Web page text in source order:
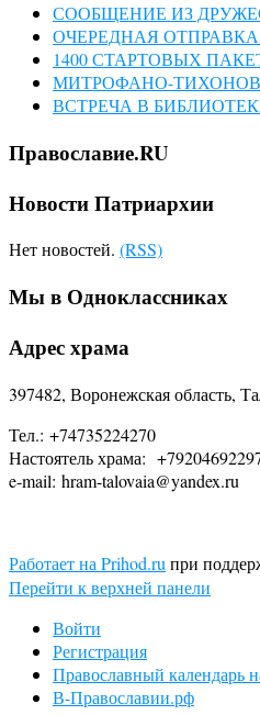
СООБЩЕНИЕ ИЗ
ОЧЕРЕДНАЯ
1400 СТАРТОВЫХ
МИТРОФАНО-
ВСТРЕЧА В
Православие.RU
Новости Патриархии
Нет новостей. (RSS)
Мы в Одноклассниках
Адрес храма
397482, Воронежская область,
Тел.: +74735224270
Настоятель храма:
e-mail: hram-talovaia@yandex.ru
Работает на Prihod.ru при
Перейти к верхней панели
Войти
Регистрация
Православный календарь
В-Православии.рф